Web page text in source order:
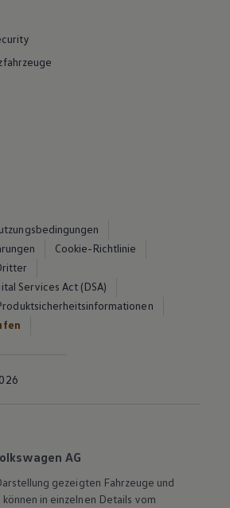
Cookie-Richtlinie
Services Act (DSA)
AG
gezeigten Fahrzeuge und
in einzelnen Details vom